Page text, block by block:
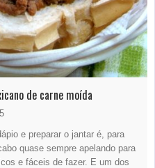
de carne moída
e preparar o jantar é, para
quase sempre apelando para
e fáceis de fazer. E um dos